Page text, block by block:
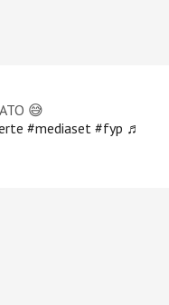
😅
#mediaset #fyp ♬